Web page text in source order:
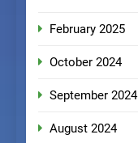
February 2025
October 2024
September 2024
August 2024